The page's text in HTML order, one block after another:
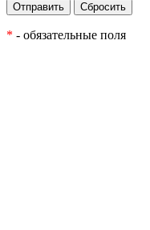
* - обязательные поля